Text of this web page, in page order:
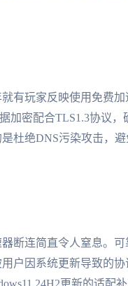
有玩家反映使用免费
加密配合TLS1.3协议，
杜绝DNS污染攻击，
断连简直令人窒息。
户因系统更新导致的协